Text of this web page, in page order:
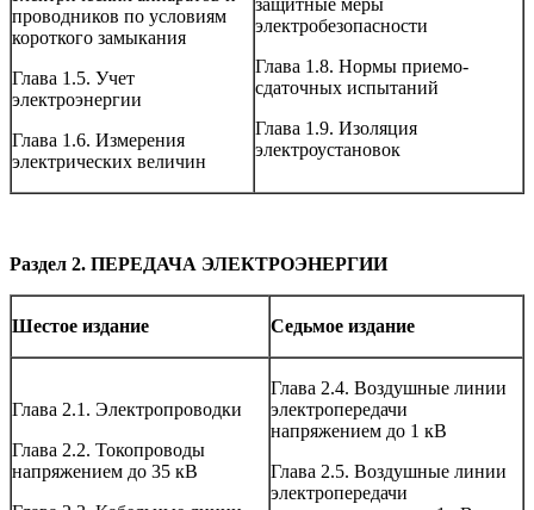
проводников по условиям
короткого замыкания
Глава 1.5. Учет
электроэнергии
Глава 1.6. Измерения
электрических величин
защитные меры
электробезопасности
Глава 1.8. Нормы приемо-
сдаточных испытаний
Глава 1.9. Изоляция
электроустановок
Раздел 2. ПЕРЕДАЧА ЭЛЕКТРОЭНЕРГИИ
Шестое издание Седьмое издание
Глава 2.1. Электропроводки
Глава 2.2. Токопроводы
напряжением до 35 кВ
Глава 2.4. Воздушные линии
электропередачи
напряжением до 1 кВ
Глава 2.5. Воздушные линии
электропередачи